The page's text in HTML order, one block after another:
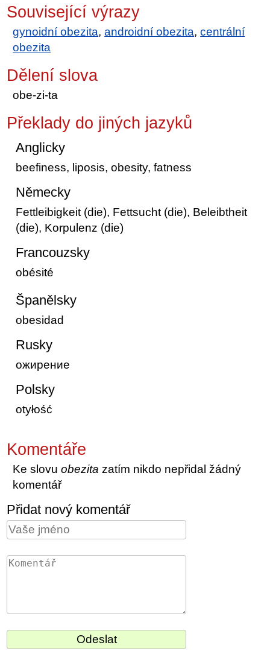
Související výrazy
gynoidní obezita,androidní obezita,centrální
obezita
Dělení slova
obe-zi-ta
Překlady do jiných jazyků
Anglicky
beefiness, liposis, obesity, fatness
Německy
Fettleibigkeit (die), Fettsucht (die), Beleibtheit
(die), Korpulenz (die)
Francouzsky
obésité
Španělsky
obesidad
Rusky
ожирение
Polsky
otyłość
Komentáře
Ke slovuobezita zatím nikdo nepřidal žádný
komentář
Přidat nový komentář